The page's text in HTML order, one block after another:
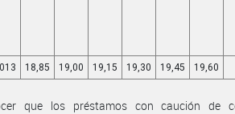
18,85 19,00 19,15 19,30 19,45 19,60
que los préstamos con caución de